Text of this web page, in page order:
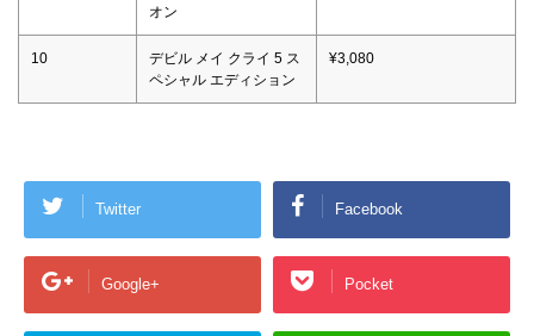
オン
10
デビル メイ クライ 5 ス
ペシャル エディション
¥3,080
Twitter Facebook
Google+ Pocket